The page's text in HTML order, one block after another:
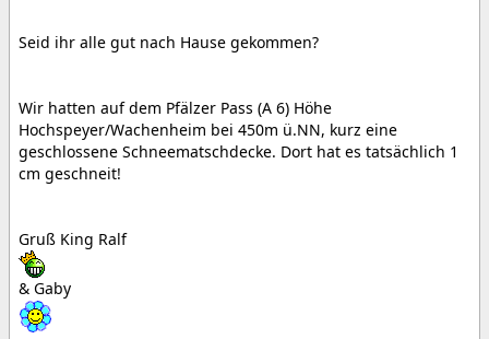
Seid ihr alle gut nach Hause gekommen?
Wir hatten auf dem Pfälzer Pass (A 6) Höhe
Hochspeyer/Wachenheim bei 450m ü.NN, kurz eine
geschlossene Schneematschdecke. Dort hat es tatsächlich 1
cm geschneit!
Gruß King Ralf
& Gaby